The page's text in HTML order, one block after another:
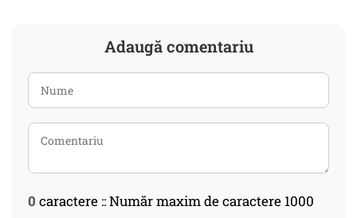
Adaugă comentariu
0 caractere :: Număr maxim de caractere 1000